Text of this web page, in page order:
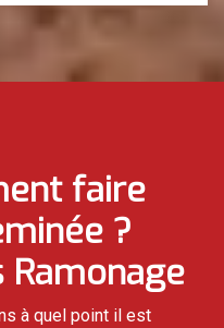
faire
?
Ramonage
à quel point il est